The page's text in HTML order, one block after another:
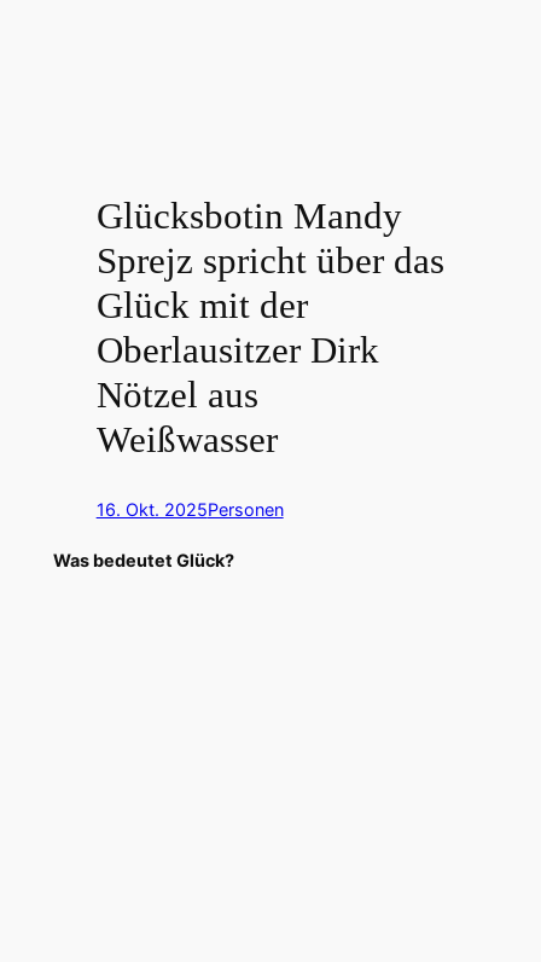
Glücksbotin Mandy
Sprejz spricht über das
Glück mit der
Oberlausitzer Dirk
Nötzel aus
Weißwasser
16. Okt. 2025Personen
Was bedeutet Glück?